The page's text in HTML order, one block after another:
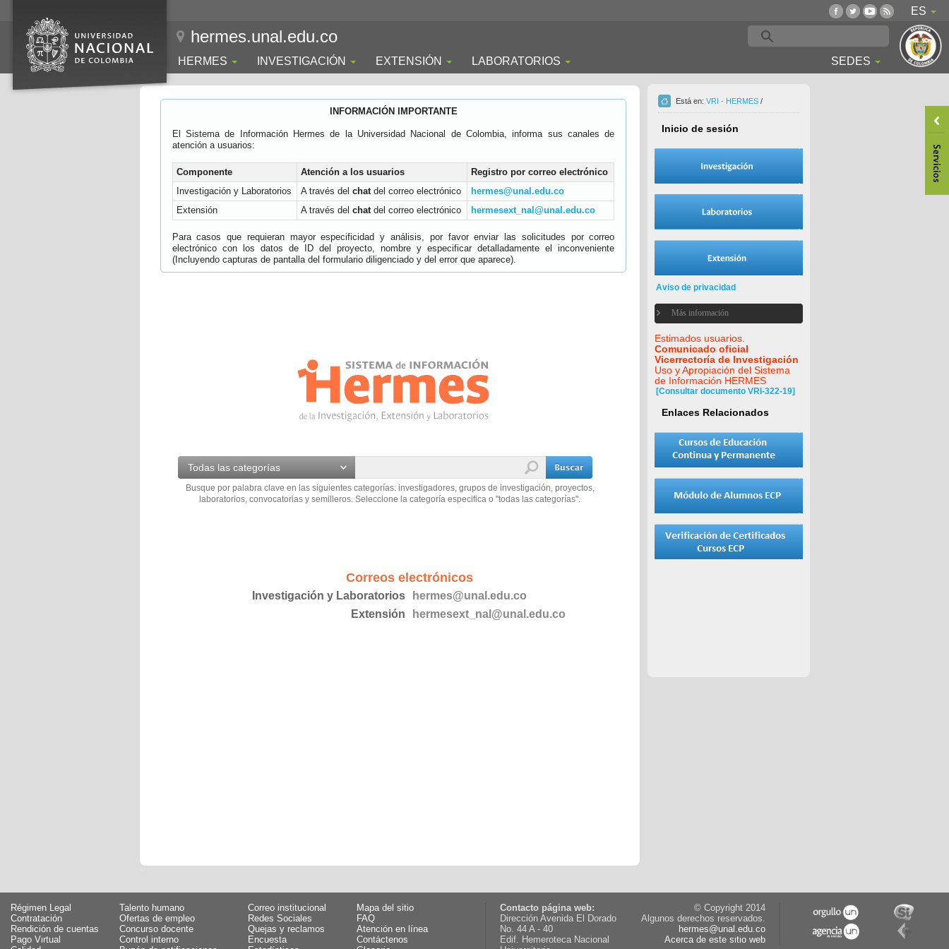
ES
hermes.unal.edu.co
HERMES INVESTIGACIÓN EXTENSIÓN LABORATORIOS SEDES
INFORMACIÓN IMPORTANTE
El Sistema de Información Hermes de la Universidad Nacional de Colombia, informa sus canales de
atención a usuarios:
Componente Atención a los usuarios
Registro por correo electrónico
Investigación y Laboratorios
A través del chatdel correo electrónico
hermes@unal.edu.co
Extensión
A través del chatdel correo electrónico hermesext_nal@unal.edu.co
Para casos que requieran mayor especificidad y análisis, por favor enviar las solicitudes por correo
electrónico con los datos de ID del proyecto, nombre y especificar detalladamente el inconveniente
(Incluyendo capturas de pantalla del formulario diligenciado y del error que aparece).
Todas las categorías
Busque por palabra clave en las siguientes categorías: investigadores, grupos de investigación, proyectos,
laboratorios, convocatorias y semilleros. Seleccione la categoría especifica o "todas las categorías".
Correos electrónicos
Investigación y Laboratorios
hermes@unal.edu.co
Extensión
hermesext_nal@unal.edu.co
Está en: VRI - HERMES /
Inicio de sesión
Aviso de privacidad
Más información
Estimados usuarios.
Comunicado oficial
Vicerrectoría de Investigación
Uso y Apropiación del Sistema
de Información HERMES
[Consultar documento VRI-322-19]
Enlaces Relacionados
Régimen Legal
Talento humano
Contratación
Ofertas de empleo
Rendición de cuentas
Concurso docente
Pago Virtual
Control interno
Correo institucional
Mapa del sitio
Redes Sociales
FAQ
Quejas y reclamos
Atención en línea
Encuesta
Contáctenos
Contacto página web:
Dirección Avenida El Dorado
No. 44 A - 40
Edif. Hemeroteca Nacional
© Copyright 2014
Algunos derechos reservados.
hermes@unal.edu.co
Acerca de este sitio web